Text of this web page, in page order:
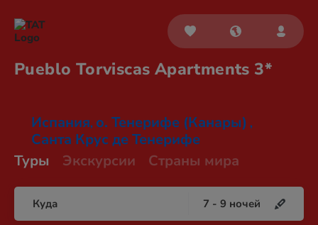
Pueblo Torviscas Apartments 3*
Испания, о. Тенерифе (Канары) ,
Санта Крус де Тенерифе
Туры
Экскурсии Страны мира
Куда 7 - 9 ночей